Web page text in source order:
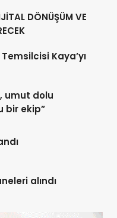
DÖNÜŞÜM VE
Kaya’yı
umut dolu
bir ekip”
alındı